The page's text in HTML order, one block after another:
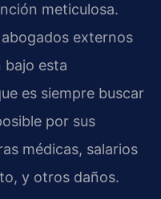
meticulosa.
externos
bajo esta
es siempre buscar
por sus
médicas, salarios
y otros daños.